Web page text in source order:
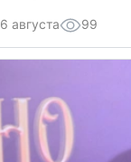
6 августа 99